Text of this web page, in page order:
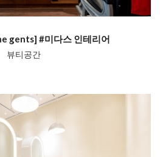
gents] #미다스 인테리어
뷰티공간